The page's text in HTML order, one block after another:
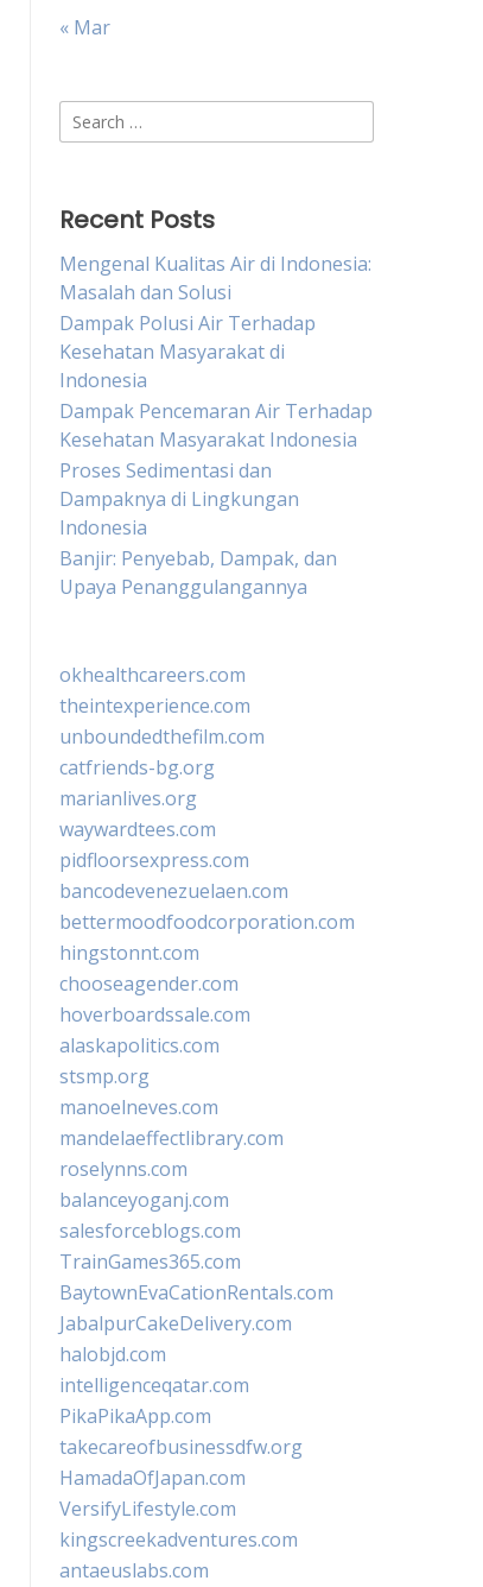
« Mar
Search
for:
Recent Posts
Mengenal Kualitas Air di Indonesia:
Masalah dan Solusi
Dampak Polusi Air Terhadap
Kesehatan Masyarakat di
Indonesia
Dampak Pencemaran Air Terhadap
Kesehatan Masyarakat Indonesia
Proses Sedimentasi dan
Dampaknya di Lingkungan
Indonesia
Banjir: Penyebab, Dampak, dan
Upaya Penanggulangannya
okhealthcareers.com
theintexperience.com
unboundedthefilm.com
catfriends-bg.org
marianlives.org
waywardtees.com
pidfloorsexpress.com
bancodevenezuelaen.com
bettermoodfoodcorporation.com
hingstonnt.com
chooseagender.com
hoverboardssale.com
alaskapolitics.com
stsmp.org
manoelneves.com
mandelaeffectlibrary.com
roselynns.com
balanceyoganj.com
salesforceblogs.com
TrainGames365.com
BaytownEvaCationRentals.com
JabalpurCakeDelivery.com
halobjd.com
intelligenceqatar.com
PikaPikaApp.com
takecareofbusinessdfw.org
HamadaOfJapan.com
VersifyLifestyle.com
kingscreekadventures.com
antaeuslabs.com